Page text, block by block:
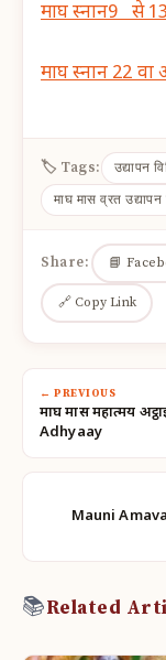
माघ स्नान9 से
माघ स्नान 22 वा
🏷 Tags: उद्यापन
माघ मास व्रत उद्यापन
Share: 📘
🔗 Copy Link
← PREVIOUS
माघ मास महात्मय
Adhyaay
Mauni
📚Related